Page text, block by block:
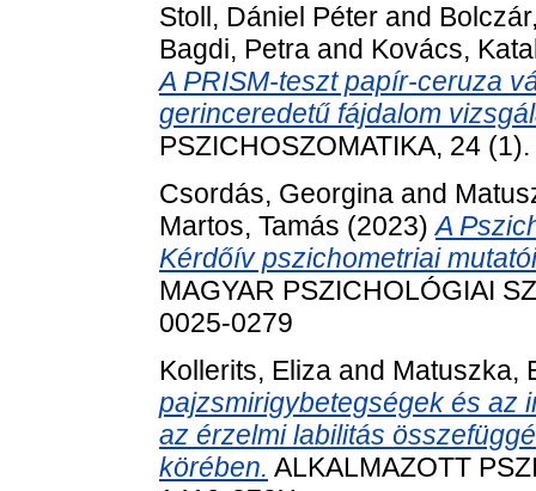
Stoll, Dániel Péter and
Bagdi, Petra and Kovács,
A PRISM-teszt papír-ceruza
gerinceredetű fájdalom
PSZICHOSZOMATIKA, 24
Csordás, Georgina and
Martos, Tamás (2023)A
Kérdőív pszichometriai
MAGYAR PSZICHOLÓGIAI
0025-0279
Kollerits, Eliza and Matuszka,
pajzsmirigybetegségek és az
az érzelmi labilitás
körében. ALKALMAZOTT